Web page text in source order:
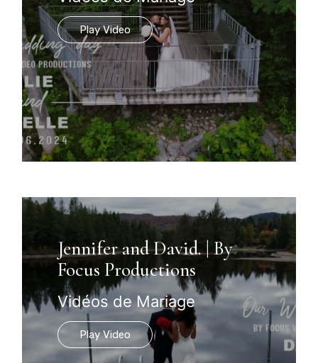
Play Video
Jennifer and David. | By
Focus Productions
Vidéos de Mariage
Play Video